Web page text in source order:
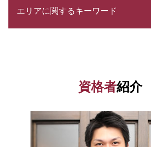
会社設立 税務署
法人設立 届出書
株式会社 設立 メリット
補助金申請 代行 違法
電子 定款 代行
新規開業資金 日本政策金融公庫
会社設立 補助金
自己資本利益率 計算
合同会社 資本金
補助金 申請 代行
税務署 密告
税務調査 法人
修正 申告
エリアに関するキーワード
融資 栃木県 相談
税務相談 東京都 相談
会社設立 港区 税理士
融資 神奈川県 税理士
会社設立 群馬県 相談
資格者紹介